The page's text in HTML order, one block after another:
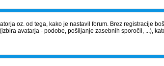
oz. od tega, kako je nastavil forum. Brez registracije
avatarja - podobe, pošiljanje zasebnih sporočil, ...),